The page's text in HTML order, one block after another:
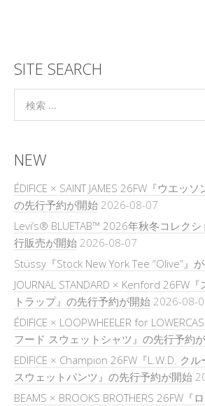
SITE SEARCH
NEW
ÉDIFICE × SAINT JAMES 26FW『ウエッ
の先行予約が開始 2026-08-07
Levi’s® BLUETAB™ 2026年秋冬コレク
行販売が開始 2026-08-07
Stüssy『Stock New York Tee “Olive”』
JOURNAL STANDARD × Kenford 26FW
トラップ』の先行予約が開始 2026-08-
ÉDIFICE × LOOPWHEELER for
フード スウェットシャツ』の先行予約
EDIFICE × Champion 26FW『L.W.D. ク
スウェットパンツ』の先行予約が開始
BEAMS × BROOKS BROTHERS 26FW『